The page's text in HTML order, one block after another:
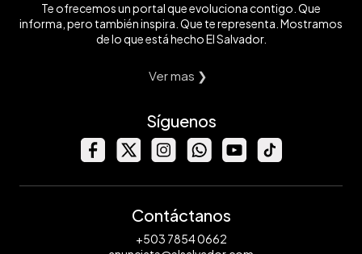
Te ofrecemos un portal que evoluciona contigo. Que
informa, pero también inspira. Que te representa. Mostramos
de lo que está hecho El Salvador.
Ver mas ❯
Síguenos
Contáctanos
+503 7854 0662